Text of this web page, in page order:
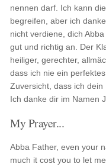
nennen darf. Ich kann
begreifen, aber ich
nicht verdiene, dich
gut und richtig an. Der
heiliger, gerechter,
dass ich nie ein
Zuversicht, dass ich dein
Ich danke dir im Namen
My Prayer...
Abba Father, even your
much it cost you to let